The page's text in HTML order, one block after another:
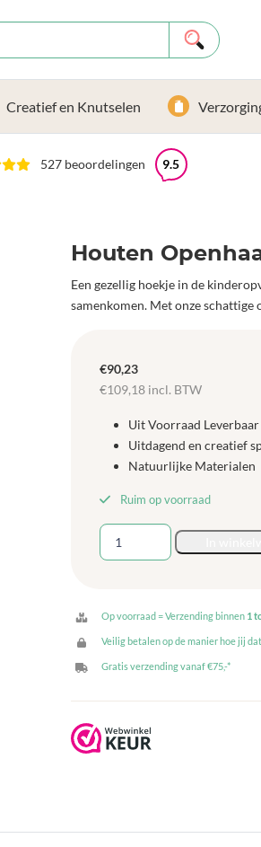
Creatief en Knutselen
527 beoordelingen 9.5
Houten
Een gezellig hoekje in de
samenkomen. Met onze schattige
€90,23
€109,18 incl. BTW
Uit Voorraad Leverbaar
Uitdagend en creatief
Natuurlijke Materialen
Ruim op voorraad
Houten
Openhaard
Op voorraad = Verzending binnen 1
Veilig betalen op de manier hoe jij
Gratis verzending vanaf €75,-*